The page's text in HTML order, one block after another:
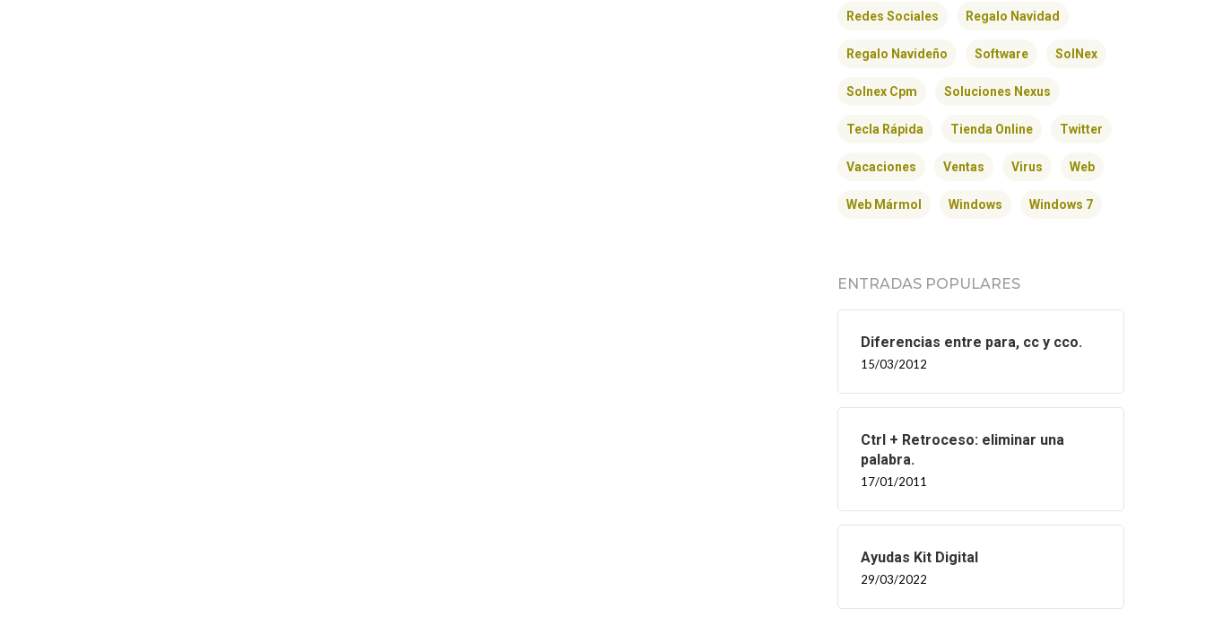
Redes Sociales Regalo Navidad
Regalo Navideño Software SolNex
Solnex Cpm Soluciones Nexus
Tecla Rápida Tienda Online Twitter
Vacaciones Ventas Virus Web
Web Mármol Windows Windows 7
ENTRADAS POPULARES
Diferencias entre para, cc y cco.
15/03/2012
Ctrl + Retroceso: eliminar una
palabra.
17/01/2011
Ayudas Kit Digital
29/03/2022